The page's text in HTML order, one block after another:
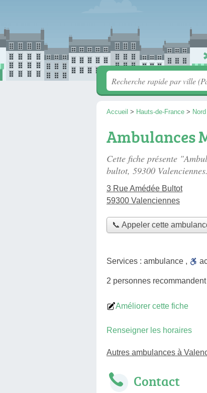
Accueil > Hauts-de-France > Nord
Ambulances
Cette fiche présente
bultot, 59300 Valenciennes.
3 Rue Amédée Bultot
59300 Valenciennes
📞 Appeler cette
Services : ambulance ,
2 personnes recommandent
Améliorer cette fiche
Renseigner les horaires
Autres ambulances à
Contact